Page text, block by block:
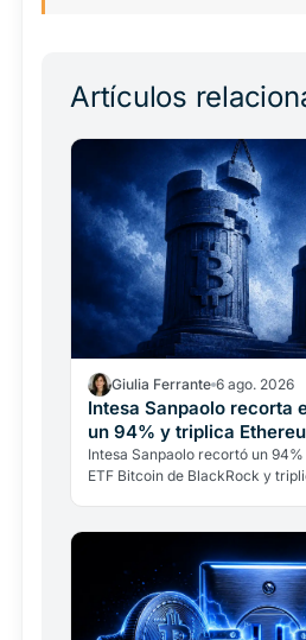
Artículos
Giulia Ferrante 6 ago. 2026
Intesa Sanpaolo recorta
un 94% y triplica
Intesa Sanpaolo recortó un
ETF Bitcoin de BlackRock y